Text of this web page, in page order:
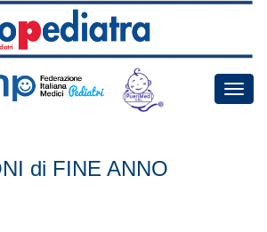
Toggle
di FINE ANNO